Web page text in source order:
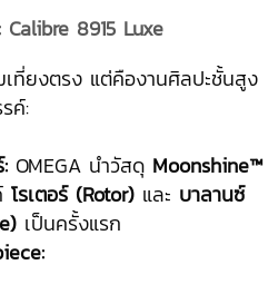
Calibre 8915 Luxe
เที่ยงตรง แต่คืองานศิลปะชั้นสูง
ค์:
OMEGA นำวัสดุ Moonshine™
โรเตอร์ (Rotor) และ บาลานซ์
เป็นครั้งแรก